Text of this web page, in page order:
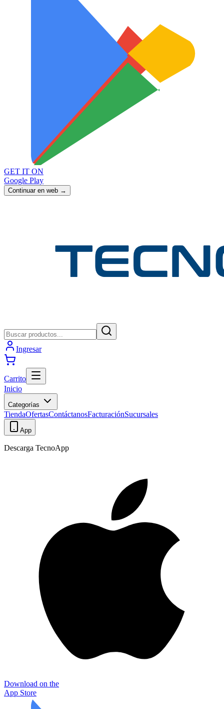
GET IT ON
Google Play
Continuar en web →
Ingresar
Carrito
Inicio
Categorías
TiendaOfertasContáctanosFacturaciónSucursales
App
Descarga TecnoApp
Download on the
App Store